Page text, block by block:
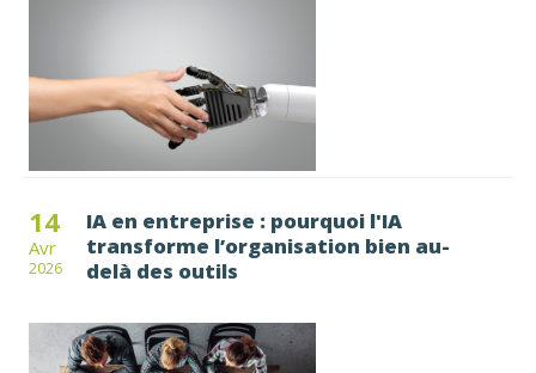
14
Avr
2026
IA en entreprise : pourquoi l'IA
transforme l’organisation bien au-
delà des outils